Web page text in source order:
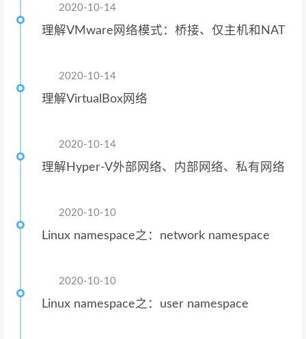
2020-10-14
理解VMware网络模式：桥接、仅主机和NAT
2020-10-14
理解VirtualBox网络
2020-10-14
理解Hyper-V外部网络、内部网络、私有网络
2020-10-10
Linux namespace之：network namespace
2020-10-10
Linux namespace之：user namespace